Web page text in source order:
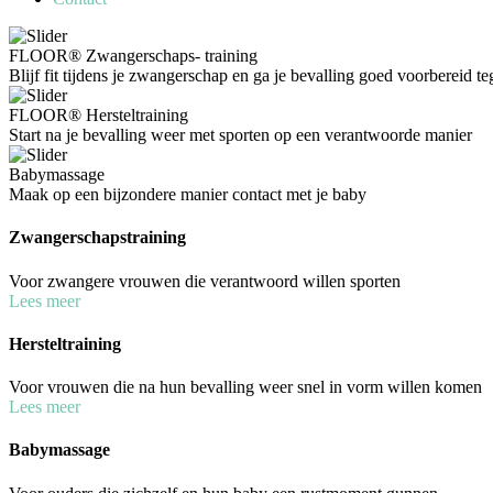
FLOOR® Zwangerschaps- training
Blijf fit tijdens je zwangerschap en ga je bevalling goed voorbereid
FLOOR® Hersteltraining
Start na je bevalling weer met sporten op een verantwoorde manier
Babymassage
Maak op een bijzondere manier contact met je baby
Zwangerschapstraining
Voor zwangere vrouwen die verantwoord willen sporten
Lees meer
Hersteltraining
Voor vrouwen die na hun bevalling weer snel in vorm willen komen
Lees meer
Babymassage